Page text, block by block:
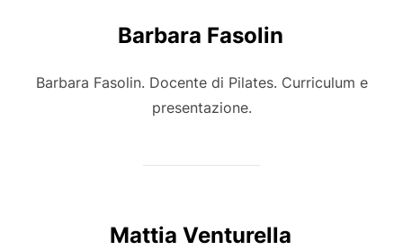
Barbara Fasolin
Barbara Fasolin. Docente di Pilates. Curriculum e
presentazione.
Mattia Venturella